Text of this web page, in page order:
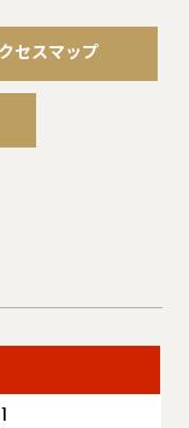
セスマップ